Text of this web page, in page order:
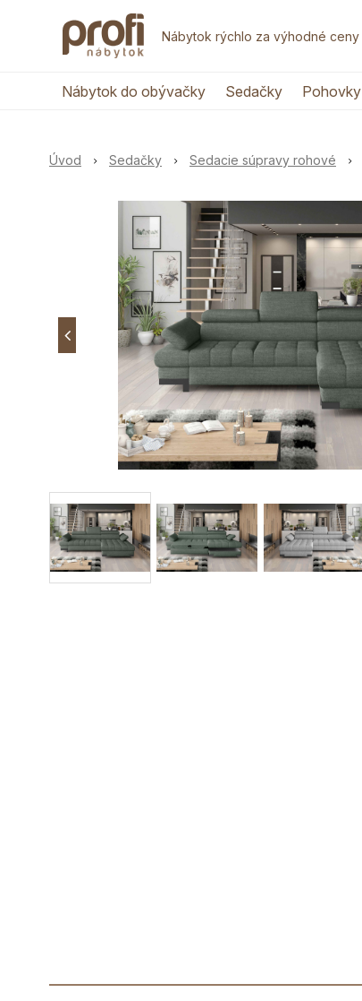
Nábytok rýchlo za výhodné ceny
Nábytok do obývačky Sedačky Pohovky
Úvod Sedačky Sedacie súpravy rohové